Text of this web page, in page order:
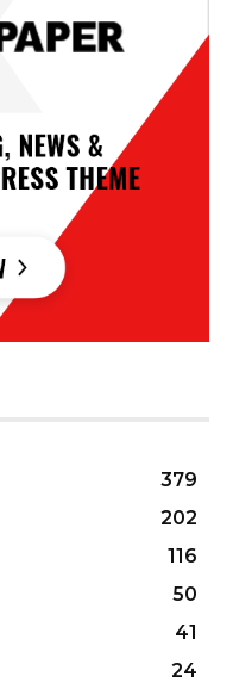
379
202
116
50
41
24